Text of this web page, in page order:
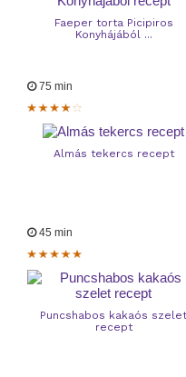
Faeper torta Picipiros
Konyhájából ...
75 min
Almás tekercs recept
45 min
Puncshabos kakaós
recept